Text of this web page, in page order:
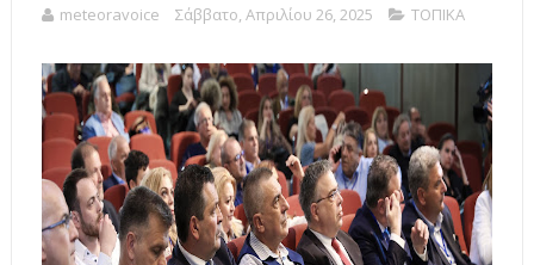
meteoravoice Σάββατο, Απριλίου 26, 2025 ΤΟΠΙΚΑ